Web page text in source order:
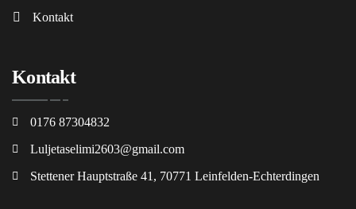
Kontakt
Kontakt
0176 87304832
Luljetaselimi2603@gmail.com
Stettener Hauptstraße 41, 70771 Leinfelden-Echterdingen